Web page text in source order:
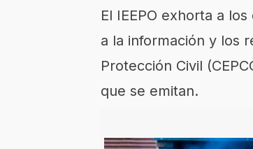
El IEEPO exhorta a
a la información y los
Protección Civil
que se emitan.